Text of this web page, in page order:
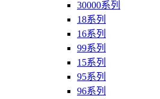
30000系列
18系列
16系列
99系列
15系列
95系列
96系列